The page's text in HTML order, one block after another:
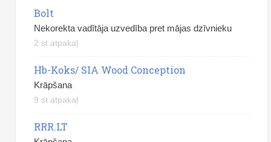
Bolt
Nekorekta vadītāja uzvedība pret mājas dzīvnieku
2 st atpakaļ
Hb-Koks/ SIA Wood Conception
Krāpšana
9 st atpakaļ
RRR.LT